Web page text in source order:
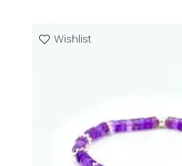
Wishlist
Les